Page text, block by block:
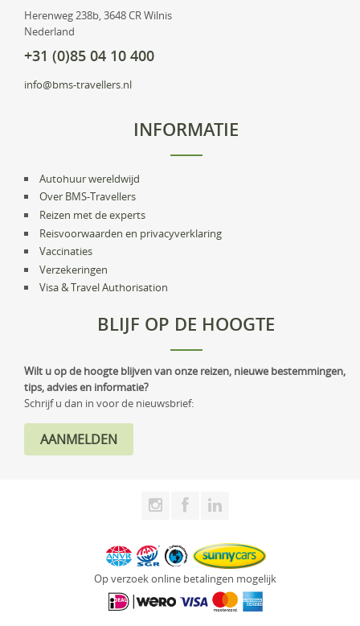
Herenweg 238b, 3648 CR Wilnis
Nederland
+31 (0)85 04 10 400
info@bms-travellers.nl
INFORMATIE
Autohuur wereldwijd
Over BMS-Travellers
Reizen met de experts
Reisvoorwaarden en privacyverklaring
Vaccinaties
Verzekeringen
Visa & Travel Authorisation
BLIJF OP DE HOOGTE
Wilt u op de hoogte blijven van onze reizen, nieuwe bestemmingen,
tips, advies en informatie?
Schrijf u dan in voor de nieuwsbrief:
Op verzoek online betalingen mogelijk